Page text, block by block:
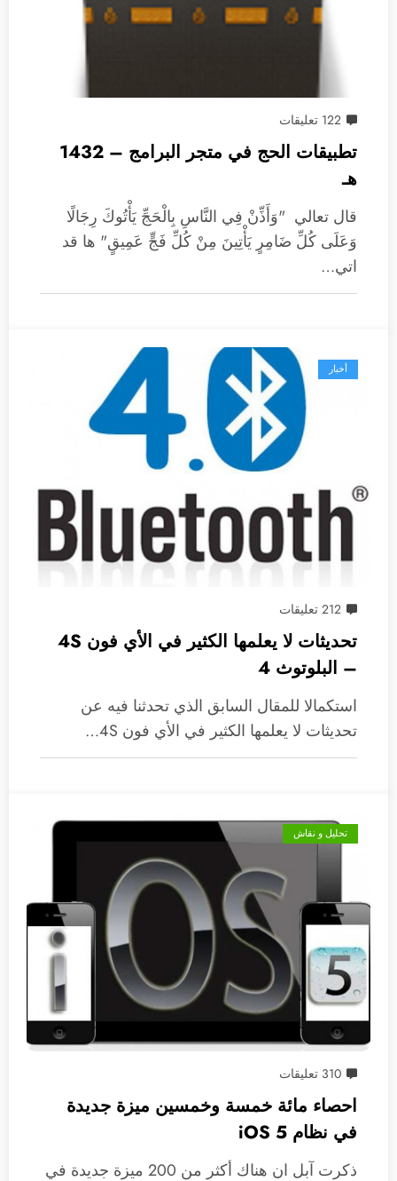
122 تعليقات
تطبيقات الحج في متجر البرامج – 1432
هـ
قال تعالي "وَأَذِّنْ فِي النَّاسِ بِالْحَجِّ يَأْتُوكَ رِجَالًا
وَعَلَى كُلِّ ضَامِرٍ يَأْتِينَ مِنْ كُلِّ فَجٍّ عَمِيقٍ" ها قد
اتي…
أخبار
212 تعليقات
تحديثات لا يعلمها الكثير في الأي فون 4S
– البلوتوث 4
استكمالا للمقال السابق الذي تحدثنا فيه عن
تحديثات لا يعلمها الكثير في الأي فون 4S…
تحليل و نقاش
310 تعليقات
احصاء مائة خمسة وخمسين ميزة جديدة
في نظام iOS 5
ذكرت آبل ان هناك أكثر من 200 ميزة جديدة في